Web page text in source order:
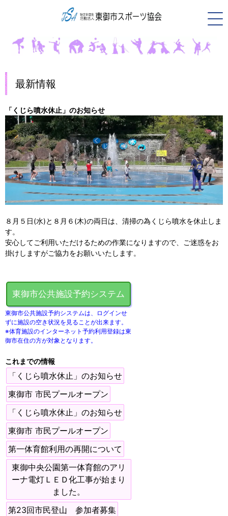
最新情報
「くじら噴水休止」のお知らせ
８月５日(水)と８月６(木)の両日は、清掃の為くじら噴水を休止しま
す。
安心してご利用いただけるための作業になりますので、ご迷惑をお
掛けしますがご協力をお願いいたします。
東御市公共施設予約システム
東御市公共施設予約システムは、ログインせ
ずに施設の空き状況を見ることが出来ます。
※体育施設のインターネット予約利用登録は東
御市在住の方が対象となります。
これまでの情報
「くじら噴水休止」のお知らせ
東御市 市民プールオープン
「くじら噴水休止」のお知らせ
東御市 市民プールオープン
第一体育館利用の再開について
東御中央公園第一体育館のアリ
ーナ電灯ＬＥＤ化工事が始まり
ました。
第23回市民登山 参加者募集